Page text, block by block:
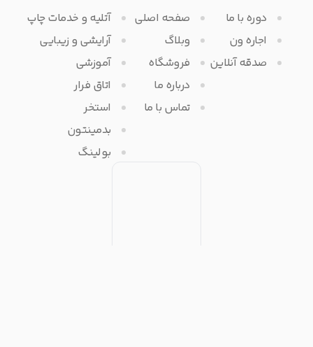
دوره با ما
اجاره ون
صدقه آنلاین
صفحه اصلی
وبلاگ
فروشگاه
درباره ما
تماس با ما
آتلیه و خدمات چاپ
آرایشی و زیبایی
آموزشی
اتاق فرار
استخر
بدمینتون
بولینگ